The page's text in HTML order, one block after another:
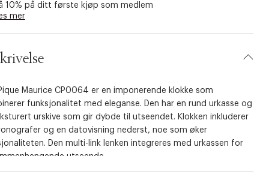
10% på ditt første kjøp som medlem
mer
Maurice CP0064 er en imponerende klokke som
funksjonalitet med eleganse. Den har en rund urkasse og
urskive som gir dybde til utseendet. Klokken inkluderer
og en datovisning nederst, noe som øker
Den multi-link lenken integreres med urkassen for
utseende.
kronografklokken viser et tema i roségull, med urkasse, bezel